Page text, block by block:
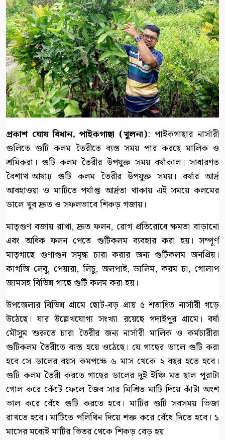
প্রকাশ ঘোষ বিধান, পাইকগাছা (খুলনা): পাইকগাছার নার্সারী
গুলিতে গুটি কলম তৈরীতে ব্যস্ত সময় পার করছে মালিক ও
শ্রমিকরা। গুটি কলম তৈরীর উপযুক্ত সময় বর্ষাকাল। সাধারণত
বৈশাখ-আষাঢ় গুটি কলম তৈরীর উপযুক্ত সময়। বর্ষার আর্দ্র
আবহাওয়া ও মাটিতে পর্যাপ্ত আর্দ্রতা থাকায় এই সময়ে কলমের
ডালে খুব দ্রুত ও সফলভাবে শিকড় গজায়।
মাতৃগুণ বজায় রাখা, দ্রুত ফলন, রোগ প্রতিরোধে ক্ষমতা বাড়ানো
এবং অধিক ফলন পেতে গুটিকলম ব্যবহার করা হয়। সম্পূর্ণ
মাতৃগাছে গুণাগুন সমৃদ্ধ চারা করার জন্য গুটিকলম জনপ্রিয়।
কাগজি লেবু, পেয়ারা, লিচু, জলপাই, ডালিম, করম চা, গোলাপ
জামসহ বিভিন্ন গাছে গুটি কলম করা হয়।
উপজেলার বিভিন্ন গ্রামে ছোট-বড় প্রায় ৫ শতাধিত নার্সারী গড়ে
উঠেছে। যার উল্লেখযোগ্য সংখ্যা রয়েছে গদাইপুর গ্রামে। বর্ষা
মৌসুম শুরুতে চারা তৈরীর জন্য নার্সারী মালিক ও কর্মচারীরা
গুটিকলম তৈরীতে ব্যস্ত হয়ে ওঠেছে। যে গাছের ডালে গুটি করা
হবে সে ডালের বয়স কমপক্ষে ৬ মাস থেকে ২ বছর হতে হবে।
গুটি কলম তৈরী করতে গাছের ডালের দুই ইঞ্চি মত ছাল পুরাটা
গোল করে কেঁটে ফেলে জৈব সার মিশ্রিত মাটি দিয়ে কাঁটা অংশ
ভাল করে বেঁধে গুটি করতে হবে। মাটির গুটি সবসময় ভিজা
রাখতে হবে। মাটিতে পলিথিন দিয়ে শক্ত করে বেঁধে দিতে হবে। ১
মাসের মধ্যেই মাটির ভিতর থেকে শিকড় বেড় হয়।